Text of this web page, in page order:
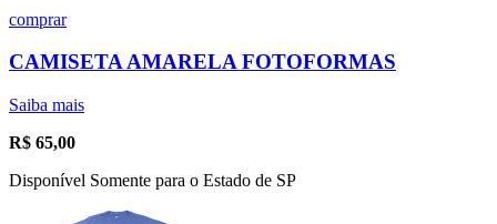
comprar
CAMISETA AMARELA FOTOFORMAS
Saiba mais
R$ 65,00
Disponível Somente para o Estado de SP